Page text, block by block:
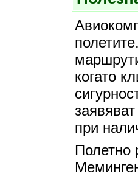
когато
при
Полетно